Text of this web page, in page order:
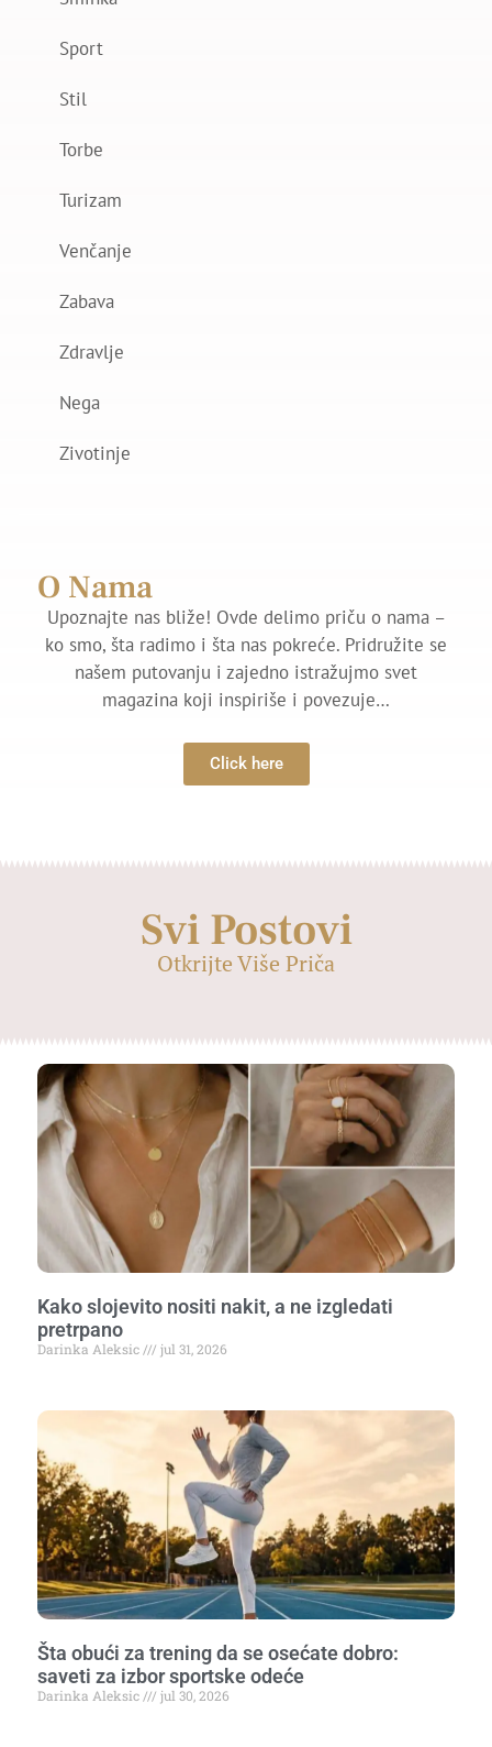
Sport
Stil
Torbe
Turizam
Venčanje
Zabava
Zdravlje
Nega
Zivotinje
O Nama
Upoznajte nas bliže! Ovde delimo priču o nama –
ko smo, šta radimo i šta nas pokreće. Pridružite se
našem putovanju i zajedno istražujmo svet
magazina koji inspiriše i povezuje…
Click here
Svi Postovi
Otkrijte Više Priča
Kako slojevito nositi nakit, a ne izgledati
pretrpano
Darinka Aleksic jul 31, 2026
Šta obući za trening da se osećate dobro:
saveti za izbor sportske odeće
Darinka Aleksic jul 30, 2026